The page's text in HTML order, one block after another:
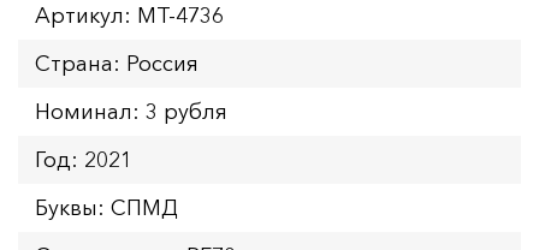
Артикул: MT-4736
Страна: Россия
Номинал: 3 рубля
Год: 2021
Буквы: СПМД